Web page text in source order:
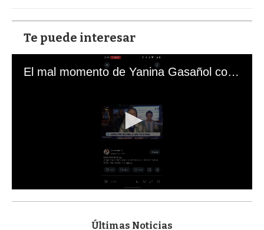
Te puede interesar
El mal momento de Yanina Gasañol con un hincha argentino en "Subrayado"
s
Últimas Noticias